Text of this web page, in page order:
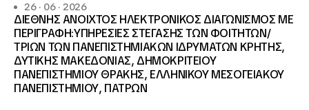
26 · 06 · 2026
ΔΙΕΘΝΗΣ ΑΝΟΙΧΤΟΣ ΗΛΕΚΤΡΟΝΙΚΟΣ ΔΙΑΓΩΝΙΣΜΟΣ ΜΕ
ΠΕΡΙΓΡΑΦΗ:ΥΠΗΡΕΣΙΕΣ ΣΤΕΓΑΣΗΣ ΤΩΝ ΦΟΙΤΗΤΩΝ/
ΤΡΙΩΝ ΤΩΝ ΠΑΝΕΠΙΣΤΗΜΙΑΚΩΝ ΙΔΡΥΜΑΤΩΝ KΡΗΤΗΣ,
ΔΥΤΙΚΗΣ ΜΑΚΕΔΟΝΙΑΣ, ΔΗΜΟΚΡΙΤΕΙΟΥ
ΠΑΝΕΠΙΣΤΗΜΙΟΥ ΘΡΑΚΗΣ, ΕΛΛΗΝΙΚΟΥ ΜΕΣΟΓΕΙΑΚΟΥ
ΠΑΝΕΠΙΣΤΗΜΙΟΥ, ΠΑΤΡΩΝ